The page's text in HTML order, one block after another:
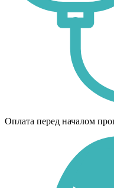
Оплата перед началом